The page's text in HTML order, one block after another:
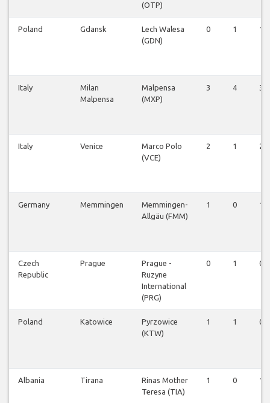
(OTP)
Poland Gdansk
Lech Walesa
(GDN)
0 1 1
Italy
Milan
Malpensa
Malpensa
(MXP)
3 4 3
Italy Venice
Marco Polo
(VCE)
2 1 2
Germany Memmingen
Memmingen-
Allgäu (FMM)
1 0 1
Czech
Republic
Prague
Prague -
Ruzyne
International
(PRG)
0 1 0
Poland Katowice
Pyrzowice
(KTW)
1 1 0
Albania Tirana
Rinas Mother
Teresa (TIA)
1 0 1